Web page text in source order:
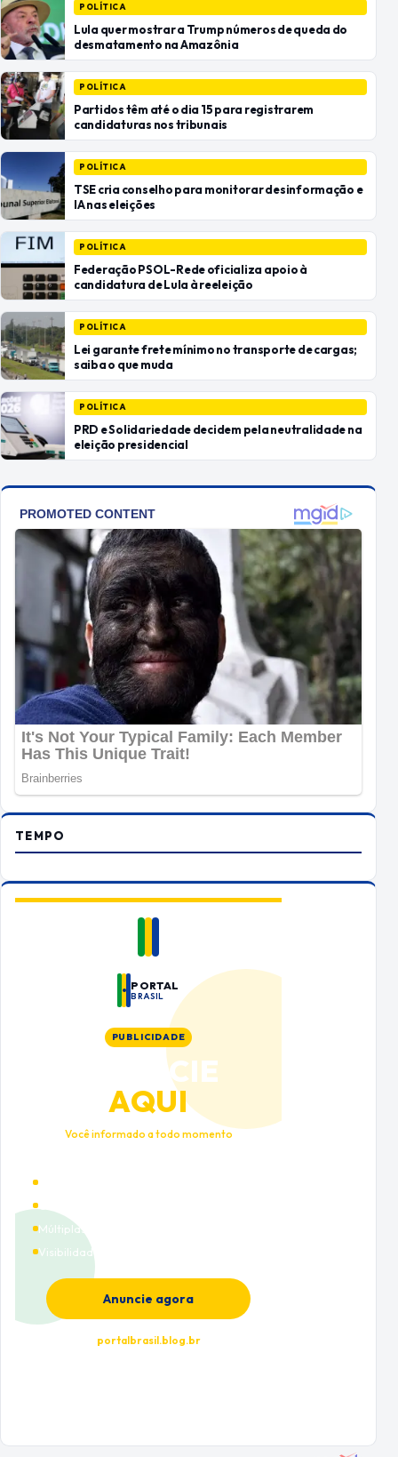
POLÍTICA
Lula quer mostrar a Trump números de queda do
desmatamento na Amazônia
POLÍTICA
Partidos têm até o dia 15 para registrarem
candidaturas nos tribunais
POLÍTICA
TSE cria conselho para monitorar desinformação e
IA nas eleições
POLÍTICA
Federação PSOL-Rede oficializa apoio à
candidatura de Lula à reeleição
POLÍTICA
Lei garante frete mínimo no transporte de cargas;
saiba o que muda
POLÍTICA
PRD e Solidariedade decidem pela neutralidade na
eleição presidencial
TEMPO
PORTAL
BRASIL
PUBLICIDADE
ANUNCIE
AQUI
Você informado a todo momento
Cobertura nacional
Múltiplas categorias
Visibilidade premium
Anuncie agora
portalbrasil.blog.br